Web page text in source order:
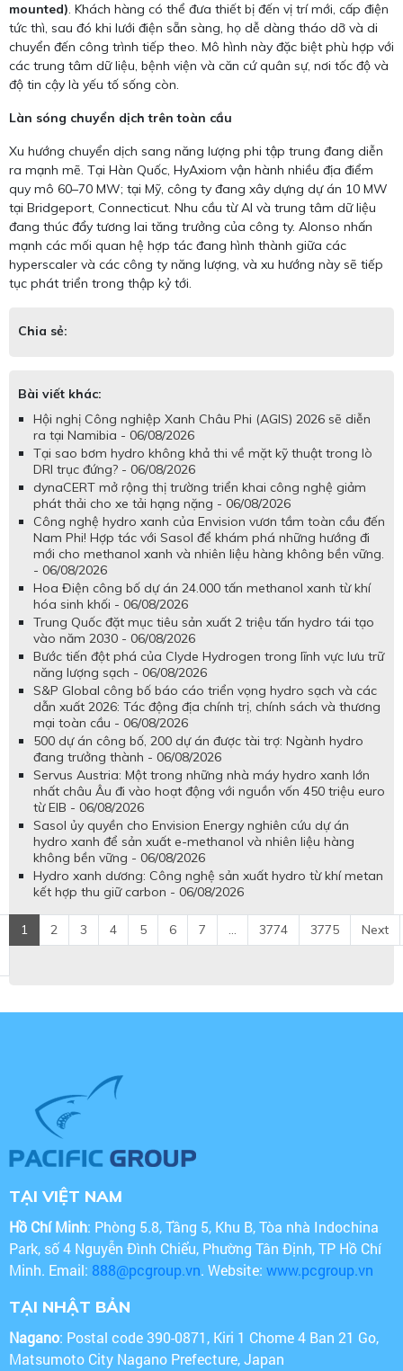
mounted). Khách hàng có thể đưa thiết bị đến vị trí mới, cấp điện
tức thì, sau đó khi lưới điện sẵn sàng, họ dễ dàng tháo dỡ và di
chuyển đến công trình tiếp theo. Mô hình này đặc biệt phù hợp với
các trung tâm dữ liệu, bệnh viện và căn cứ quân sự, nơi tốc độ và
độ tin cậy là yếu tố sống còn.
Làn sóng chuyển dịch trên toàn cầu
Xu hướng chuyển dịch sang năng lượng phi tập trung đang diễn
ra mạnh mẽ. Tại Hàn Quốc, HyAxiom vận hành nhiều địa điểm
quy mô 60–70 MW; tại Mỹ, công ty đang xây dựng dự án 10 MW
tại Bridgeport, Connecticut. Nhu cầu từ AI và trung tâm dữ liệu
đang thúc đẩy tương lai tăng trưởng của công ty. Alonso nhấn
mạnh các mối quan hệ hợp tác đang hình thành giữa các
hyperscaler và các công ty năng lượng, và xu hướng này sẽ tiếp
tục phát triển trong thập kỷ tới.
Chia sẻ:
Bài viết khác:
Hội nghị Công nghiệp Xanh Châu Phi (AGIS) 2026 sẽ diễn
ra tại Namibia - 06/08/2026
Tại sao bơm hydro không khả thi về mặt kỹ thuật trong lò
DRI trục đứng? - 06/08/2026
dynaCERT mở rộng thị trường triển khai công nghệ giảm
phát thải cho xe tải hạng nặng - 06/08/2026
Công nghệ hydro xanh của Envision vươn tầm toàn cầu đến
Nam Phi! Hợp tác với Sasol để khám phá những hướng đi
mới cho methanol xanh và nhiên liệu hàng không bền vững.
- 06/08/2026
Hoa Điện công bố dự án 24.000 tấn methanol xanh từ khí
hóa sinh khối - 06/08/2026
Trung Quốc đặt mục tiêu sản xuất 2 triệu tấn hydro tái tạo
vào năm 2030 - 06/08/2026
Bước tiến đột phá của Clyde Hydrogen trong lĩnh vực lưu trữ
năng lượng sạch - 06/08/2026
S&P Global công bố báo cáo triển vọng hydro sạch và các
dẫn xuất 2026: Tác động địa chính trị, chính sách và thương
mại toàn cầu - 06/08/2026
500 dự án công bố, 200 dự án được tài trợ: Ngành hydro
đang trưởng thành - 06/08/2026
Servus Austria: Một trong những nhà máy hydro xanh lớn
nhất châu Âu đi vào hoạt động với nguồn vốn 450 triệu euro
từ EIB - 06/08/2026
Sasol ủy quyền cho Envision Energy nghiên cứu dự án
hydro xanh để sản xuất e-methanol và nhiên liệu hàng
không bền vững - 06/08/2026
Hydro xanh dương: Công nghệ sản xuất hydro từ khí metan
kết hợp thu giữ carbon - 06/08/2026
1 2 3 4 5 6 7 ... 3774 3775 Next
TẠI VIỆT NAM
Hồ Chí Minh: Phòng 5.8, Tầng 5, Khu B, Tòa nhà Indochina
Park, số 4 Nguyễn Đình Chiểu, Phường Tân Định, TP Hồ Chí
Minh. Email: 888@pcgroup.vn. Website: www.pcgroup.vn
TẠI NHẬT BẢN
Nagano: Postal code 390-0871, Kiri 1 Chome 4 Ban 21 Go,
Matsumoto City Nagano Prefecture, Japan